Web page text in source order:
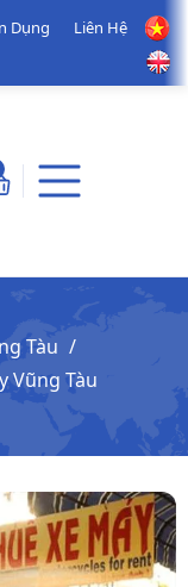
Dụng Liên Hệ
Tàu
Vũng Tàu